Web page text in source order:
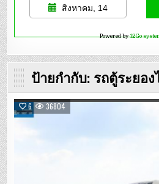
สิงหาคม, 14
Powered by12Go
ป้ายกำกับ: รถตู้ระยอ
6 36804